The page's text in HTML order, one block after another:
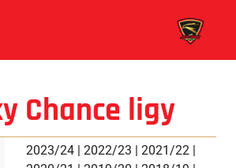
Chance ligy
2023/24| 2022/23 | 2021/22|